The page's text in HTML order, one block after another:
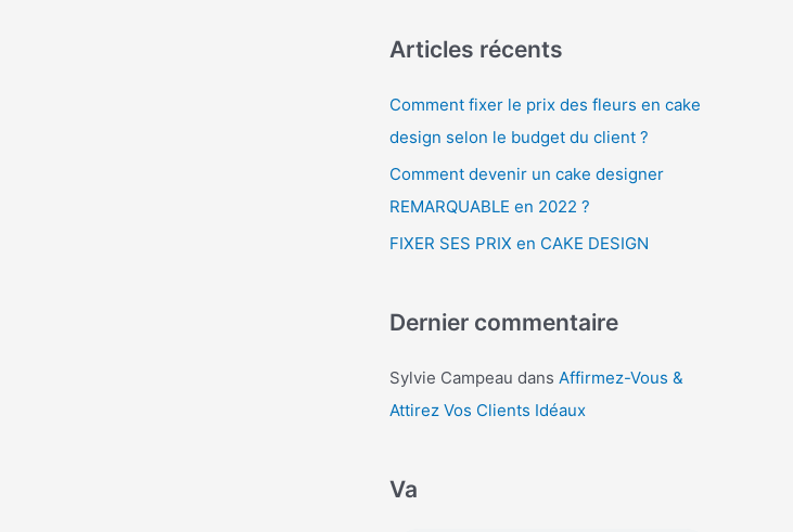
Articles récents
Comment fixer le prix des fleurs en cake
design selon le budget du client ?
Comment devenir un cake designer
REMARQUABLE en 2022 ?
FIXER SES PRIX en CAKE DESIGN
Dernier commentaire
Sylvie Campeau dans Affirmez-Vous &
Attirez Vos Clients Idéaux
Va